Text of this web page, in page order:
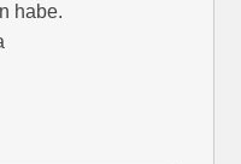
habe.